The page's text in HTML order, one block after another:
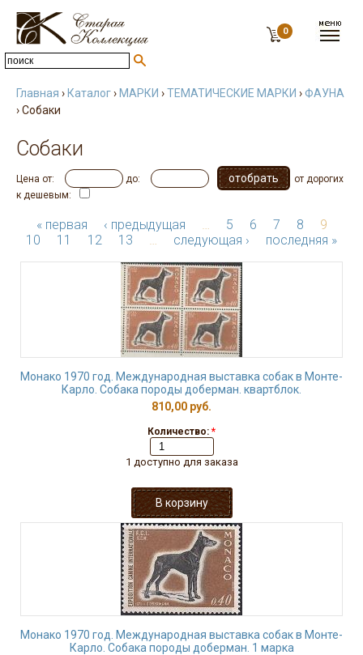
0
Главная › Каталог› МАРКИ ›ТЕМАТИЧЕСКИЕ МАРКИ ›ФАУНА
› Собаки
Собаки
Цена от: до:
от дорогих
к дешевым:
« первая ‹ предыдущая … 5 6 7 8
9
10
11 12 13 … следующая › последняя »
Монако 1970 год. Международная выставка собак в Монте-
Карло. Собака породы доберман. квартблок.
810,00 руб.
Количество: *
1 доступно для заказа
Монако 1970 год. Международная выставка собак в Монте-
Карло. Собака породы доберман. 1 марка